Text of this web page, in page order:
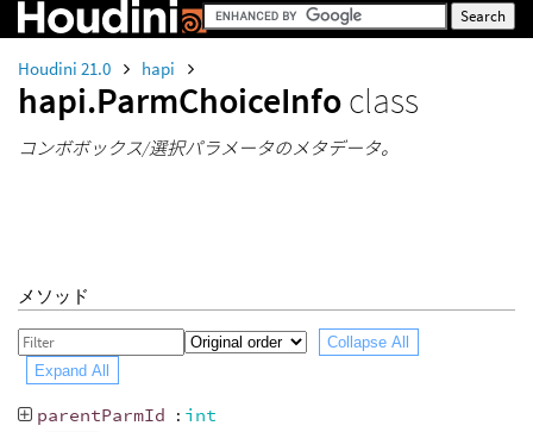
Houdini 21.0 hapi
hapi.ParmChoiceInfoclass
コンボボックス/選択パラメータのメタデータ。
メソッド
Collapse All
Expand All
parentParmId : int